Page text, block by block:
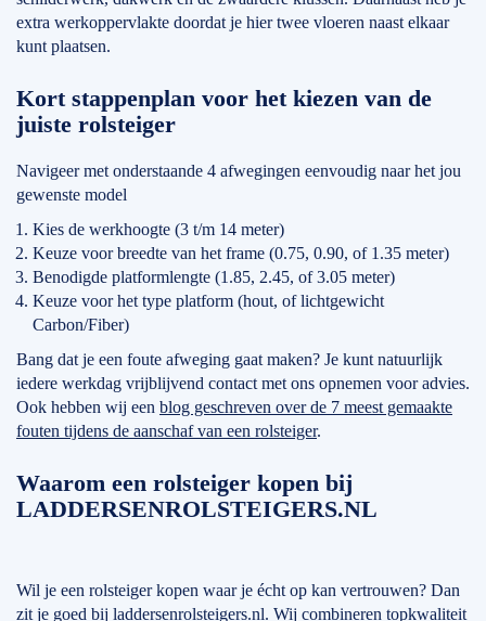
extra werkoppervlakte doordat je hier twee vloeren naast elkaar
kunt plaatsen.
Kort stappenplan voor het kiezen van de
juiste rolsteiger
Navigeer met onderstaande 4 afwegingen eenvoudig naar het jou
gewenste model
Kies de werkhoogte (3 t/m 14 meter)
Keuze voor breedte van het frame (0.75, 0.90, of 1.35 meter)
Benodigde platformlengte (1.85, 2.45, of 3.05 meter)
Keuze voor het type platform (hout, of lichtgewicht
Carbon/Fiber)
Bang dat je een foute afweging gaat maken? Je kunt natuurlijk
iedere werkdag vrijblijvend contact met ons opnemen voor advies.
Ook hebben wij een blog geschreven over de 7 meest gemaakte
fouten tijdens de aanschaf van een rolsteiger.
Waarom een rolsteiger kopen bij
LADDERSENROLSTEIGERS.NL
Wil je een rolsteiger kopen waar je écht op kan vertrouwen? Dan
zit je goed bij laddersenrolsteigers.nl. Wij combineren topkwaliteit